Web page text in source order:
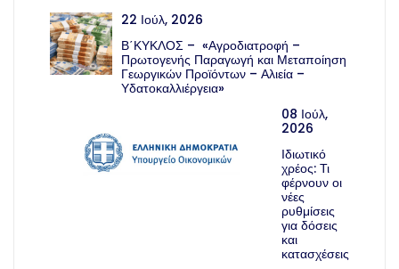
22 Ιούλ, 2026
Β΄ΚΥΚΛΟΣ – «Αγροδιατροφή –
Πρωτογενής Παραγωγή και Μεταποίηση
Γεωργικών Προϊόντων – Αλιεία –
Υδατοκαλλιέργεια»
08 Ιούλ,
2026
Ιδιωτικό
χρέος: Τι
φέρνουν οι
νέες
ρυθμίσεις
για δόσεις
και
κατασχέσεις